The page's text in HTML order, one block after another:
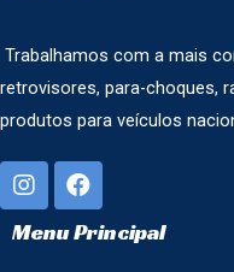
Trabalhamos com a mais
retrovisores, para-choques,
produtos para veículos
Menu Principal